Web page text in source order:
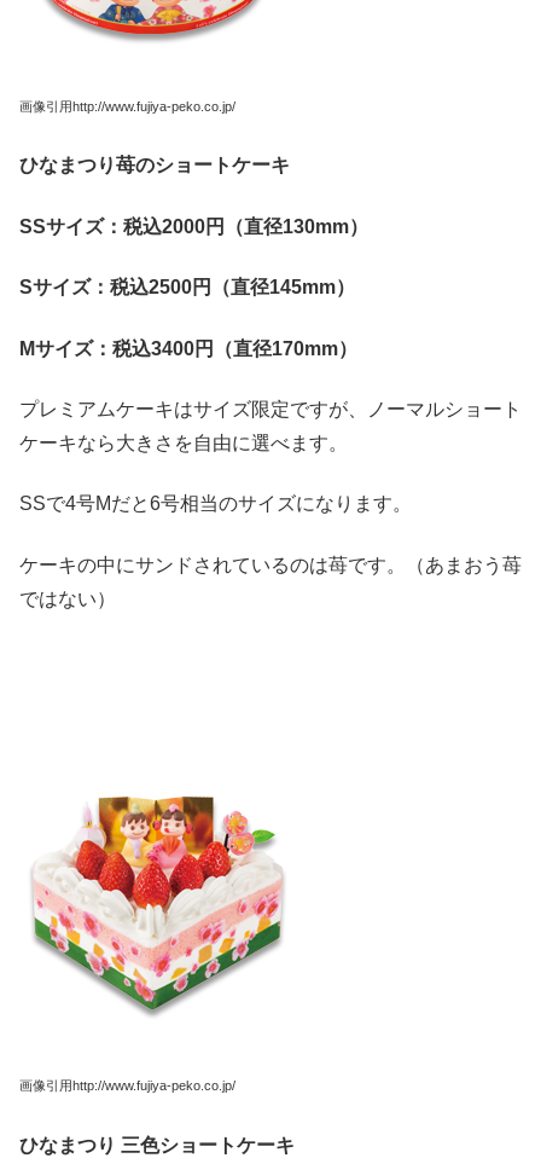
画像引用http://www.fujiya-peko.co.jp/
ひなまつり苺のショートケーキ
SSサイズ：税込2000円（直径130mm）
Sサイズ：税込2500円（直径145mm）
Mサイズ：税込3400円（直径170mm）
プレミアムケーキはサイズ限定ですが、ノーマルショート
ケーキなら大きさを自由に選べます。
SSで4号Mだと6号相当のサイズになります。
ケーキの中にサンドされているのは苺です。（あまおう苺
ではない）
画像引用http://www.fujiya-peko.co.jp/
ひなまつり 三色ショートケーキ